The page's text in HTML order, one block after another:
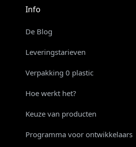
Info
De Blog
Leveringstarieven
Verpakking 0 plastic
Hoe werkt het?
Keuze van producten
Programma voor ontwikkelaars